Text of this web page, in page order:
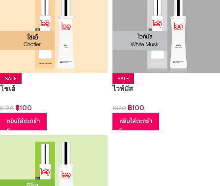
SALE
โชเอ้
฿120 ฿100
หยิบใส่ตะกร้า
SALE
ไวท์มัส
฿120 ฿100
หยิบใส่ตะกร้า